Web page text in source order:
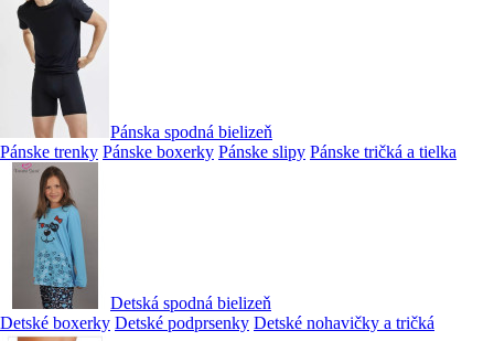
Pánska spodná bielizeň
Pánske trenky Pánske boxerky Pánske slipy Pánske tričká a tielka
Detská spodná bielizeň
Detské boxerky Detské podprsenky Detské nohavičky a tričká